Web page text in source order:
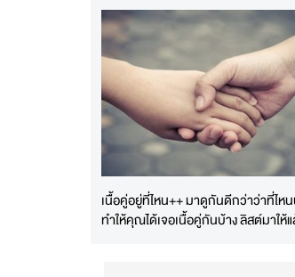
เนื้อคู่อยู่ที่ไหน++ มาดูกันดีกว่าว่าที่ไห
ทำให้คุณได้เจอเนื้อคู่กันบ้าง ลิสต์มาให้